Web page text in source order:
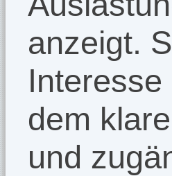
anzeigt.
dem
und